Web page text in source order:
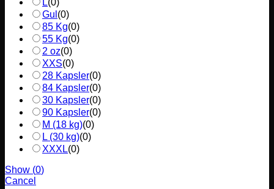
Gul (0)
85 Kg(0)
55 Kg(0)
2 oz(0)
XXS(0)
28 Kapsler(0)
84 Kapsler(0)
30 Kapsler(0)
90 Kapsler(0)
M (18 kg)(0)
L (30 kg)(0)
XXXL(0)
Show (0)
Cancel